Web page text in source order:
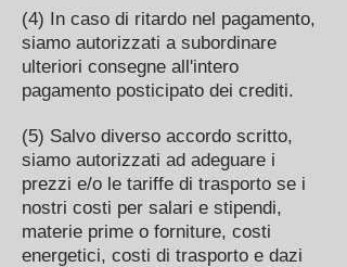
(4) In caso di ritardo nel pagamento,
siamo autorizzati a subordinare
ulteriori consegne all'intero
pagamento posticipato dei crediti.
(5) Salvo diverso accordo scritto,
siamo autorizzati ad adeguare i
prezzi e/o le tariffe di trasporto se i
nostri costi per salari e stipendi,
materie prime o forniture, costi
energetici, costi di trasporto e dazi